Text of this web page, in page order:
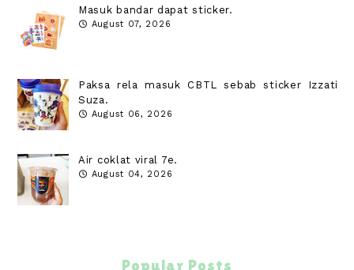
Masuk bandar dapat sticker.
August 07, 2026
Paksa rela masuk CBTL sebab sticker Izzati
Suza.
August 06, 2026
Air coklat viral 7e.
August 04, 2026
Popular Posts